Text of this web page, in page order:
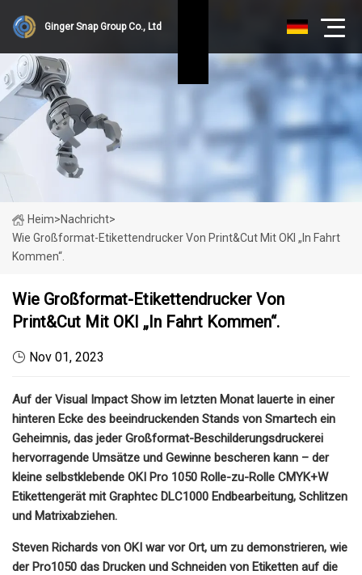
Ginger Snap Group Co., Ltd
Heim>Nachricht>
Wie Großformat-Etikettendrucker Von Print&Cut Mit OKI „in Fahrt
Kommen“.
Wie Großformat-Etikettendrucker Von
Print&Cut Mit OKI „in Fahrt Kommen“.
Nov 01, 2023
Auf der Visual Impact Show im letzten Monat lauerte in einer
hinteren Ecke des beeindruckenden Stands von Smartech ein
Geheimnis, das jeder Großformat-Beschilderungsdruckerei
hervorragende Umsätze und Gewinne bescheren kann – der
kleine selbstklebende OKI Pro 1050 Rolle-zu-Rolle CMYK+W
Etikettengerät mit Graphtec DLC1000 Endbearbeitung, Schlitzen
und Matrixabziehen.
Steven Richards von OKI war vor Ort, um zu demonstrieren, wie
der Pro1050 das Drucken und Schneiden von Etiketten auf die